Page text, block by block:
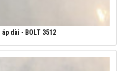
dài - BOLT 3512